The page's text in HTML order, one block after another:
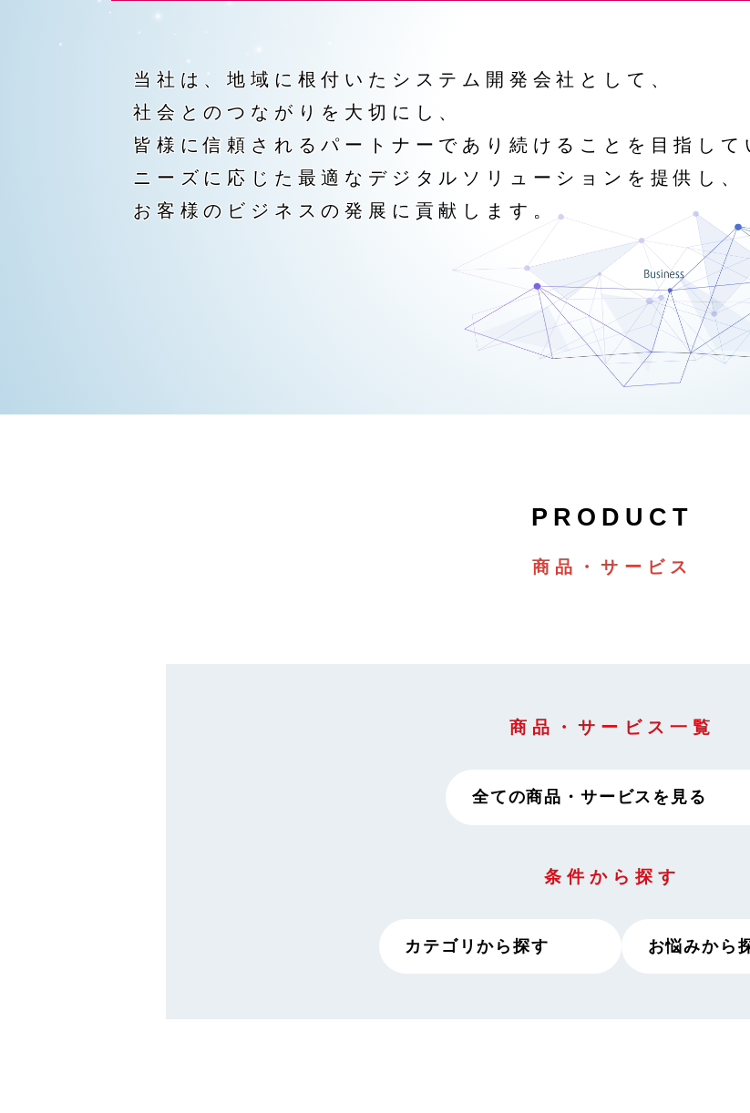
当社は、地域に根付いたシステム開発会社として、
社会とのつながりを大切にし、
皆様に信頼されるパートナーであり続けることを目指して
ニーズに応じた最適なデジタルソリューションを提供し、
お客様のビジネスの発展に貢献します。
商品・サービス
商品・サービス一覧
全ての商品・ サービスを見る
条件から探す
カテゴリから探す お悩みから